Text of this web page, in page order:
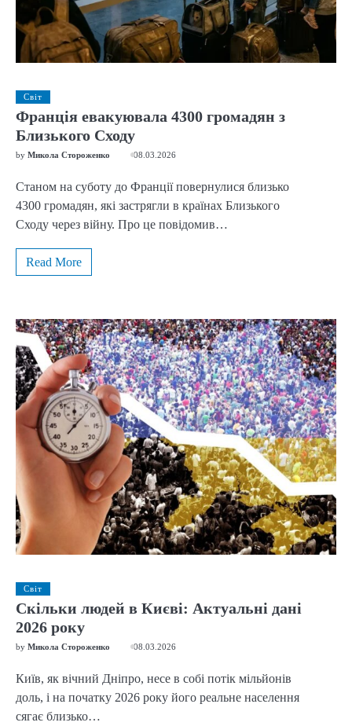
Світ
Франція евакуювала 4300 громадян з
Близького Сходу
by Микола Стороженко 08.03.2026
Станом на суботу до Франції повернулися близько
4300 громадян, які застрягли в країнах Близького
Сходу через війну. Про це повідомив…
Read More
Світ
Скільки людей в Києві: Актуальні дані
2026 року
by Микола Стороженко 08.03.2026
Київ, як вічний Дніпро, несе в собі потік мільйонів
доль, і на початку 2026 року його реальне населення
сягає близько…